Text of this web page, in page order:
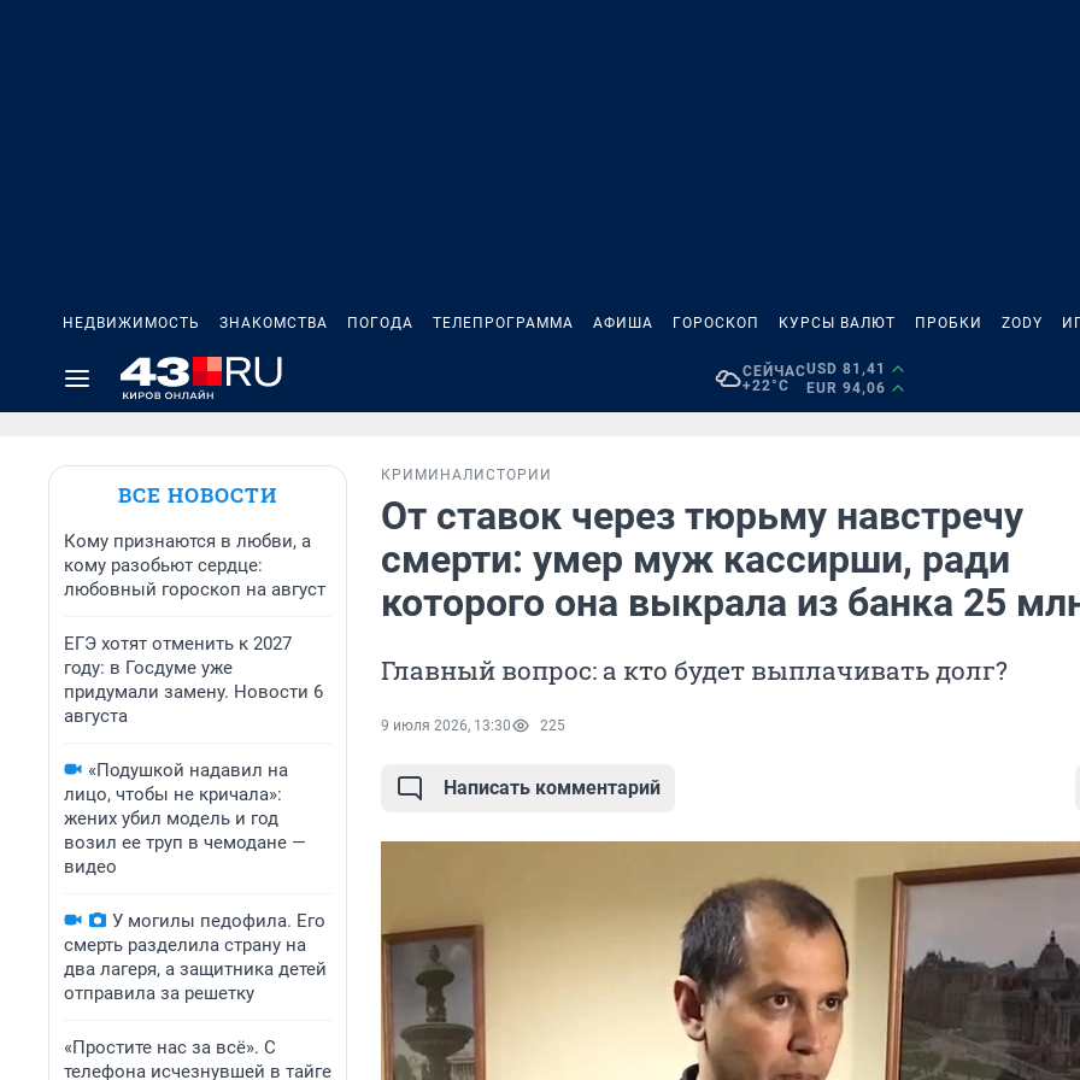
НЕДВИЖИМОСТЬ ЗНАКОМСТВА ПОГОДА ТЕЛЕПРОГРАММА АФИША ГОРОСКОП КУРСЫ ВАЛЮТ ПРОБКИ ZODY
СЕЙЧАС
+22°C
USD 81,41
EUR 94,06
ВСЕ НОВОСТИ
Кому признаются в любви, а
кому разобьют сердце:
любовный гороскоп на август
ЕГЭ хотят отменить к 2027
году: в Госдуме уже
придумали замену. Новости 6
августа
«Подушкой надавил на
лицо, чтобы не кричала»:
жених убил модель и год
возил ее труп в чемодане —
видео
У могилы педофила. Его
смерть разделила страну на
два лагеря, а защитника детей
отправила за решетку
«Простите нас за всё». С
телефона исчезнувшей в тайге
КРИМИНАЛ ИСТОРИИ
От ставок через тюрьму навстречу
смерти: умер муж кассирши, ради
которого она выкрала из банка 25
Главный вопрос: а кто будет выплачивать долг?
9 июля 2026, 13:30 225
Написать комментарий